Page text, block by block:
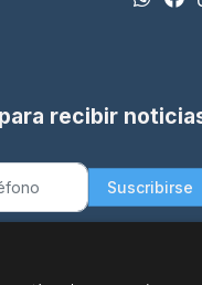
recibir
Suscribirse